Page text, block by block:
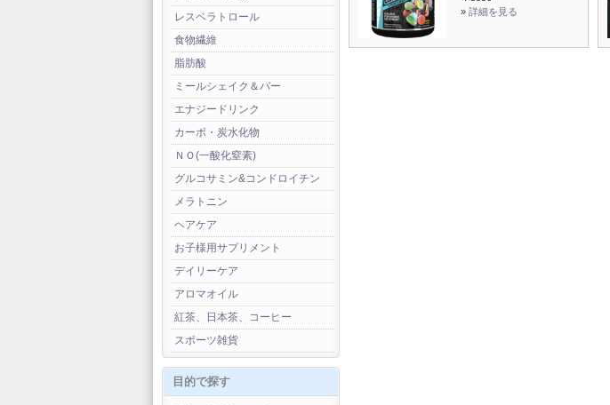
レスベラトロール
食物繊維
脂肪酸
ミールシェイク＆バー
エナジードリンク
カーボ・炭水化物
ＮＯ(一酸化窒素)
グルコサミン&コンドロイチン
メラトニン
ヘアケア
お子様用サプリメント
デイリーケア
アロマオイル
紅茶、日本茶、コーヒー
スポーツ雑貨
目的で探す
» 詳細を見る